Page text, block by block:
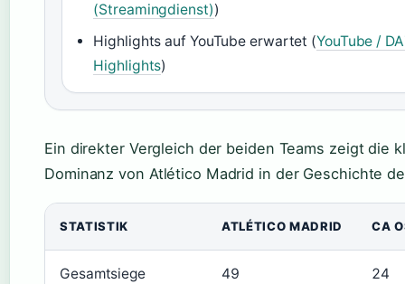
(Streamingdienst))
Highlights auf YouTube erwartet (YouTube /
Highlights)
Ein direkter Vergleich der beiden Teams zeigt die
Dominanz von Atlético Madrid in der Geschichte
STATISTIK ATLÉTICO MADRID CA
Gesamtsiege 49 24